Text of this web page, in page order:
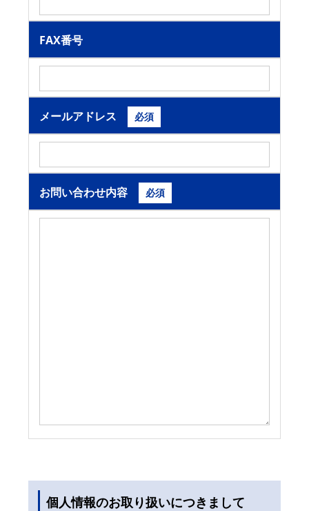
FAX番号
メールアドレス 必須
お問い合わせ内容 必須
個人情報のお取り扱いにつきまして